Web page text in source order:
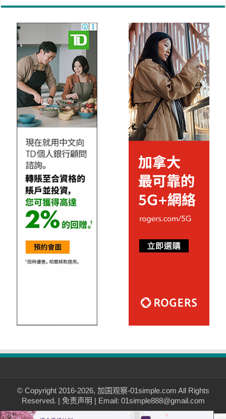
© Copyright 2016-2026, 加国观察-01simple.com All Rights
Reserved. | 免责声明 | Email: 01simple888@gmail.com